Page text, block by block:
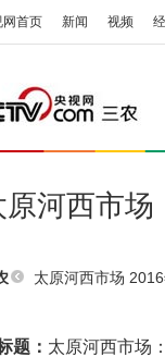
网首页 新闻 视频
原河西市场
太原河西市场
题： 太原河西市场